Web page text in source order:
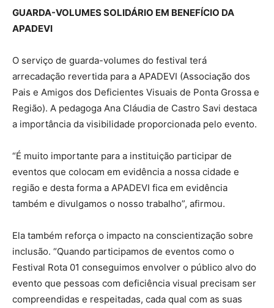
GUARDA-VOLUMES SOLIDÁRIO EM BENEFÍCIO DA
APADEVI
O serviço de guarda-volumes do festival terá
arrecadação revertida para a APADEVI (Associação dos
Pais e Amigos dos Deficientes Visuais de Ponta Grossa e
Região). A pedagoga Ana Cláudia de Castro Savi destaca
a importância da visibilidade proporcionada pelo evento.
“É muito importante para a instituição participar de
eventos que colocam em evidência a nossa cidade e
região e desta forma a APADEVI fica em evidência
também e divulgamos o nosso trabalho”, afirmou.
Ela também reforça o impacto na conscientização sobre
inclusão. “Quando participamos de eventos como o
Festival Rota 01 conseguimos envolver o público alvo do
evento que pessoas com deficiência visual precisam ser
compreendidas e respeitadas, cada qual com as suas